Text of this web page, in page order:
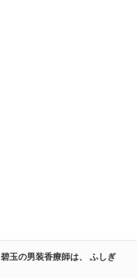
碧玉の男装香療師は、 ふしぎ